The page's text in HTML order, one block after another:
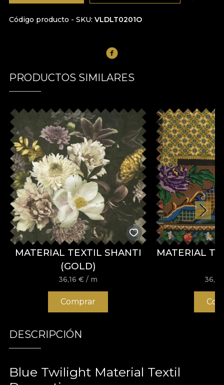
Código producto - SKU VLDLT0201O
PRODUCTOS SIMILARES
MATERIAL TEXTIL SHANTI
(GOLD)
36,16€ / m
Comprar
MATERIAL
DESCRIPCIÓN
Blue Twilight Material Textil